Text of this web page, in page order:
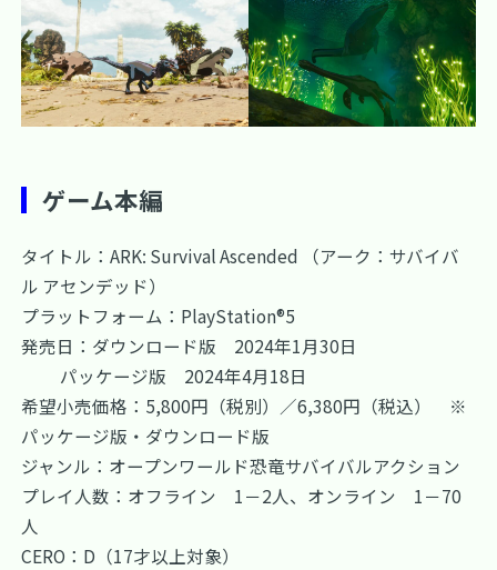
ゲーム本編
タイトル：ARK: Survival Ascended （アーク：サバイバ
ル アセンデッド）
プラットフォーム：PlayStation®5
発売日：ダウンロード版 2024年1月30日
パッケージ版 2024年4月18日
希望小売価格：5,800円（税別）／6,380円（税込） ※
パッケージ版・ダウンロード版
ジャンル：オープンワールド恐竜サバイバルアクション
プレイ人数：オフライン 1－2人、オンライン 1－70
人
CERO：D（17才以上対象）